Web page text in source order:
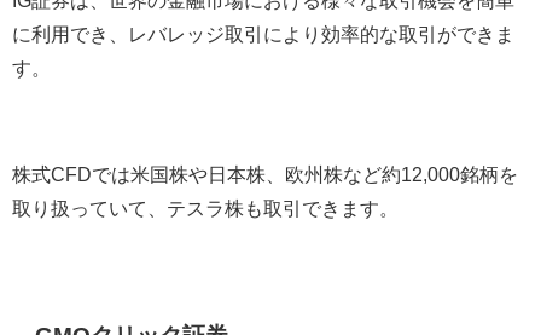
に利用でき、レバレッジ取引により効率的な取引ができま
す。
株式CFDでは米国株や日本株、欧州株など約12,000銘柄を
取り扱っていて、テスラ株も取引できます。